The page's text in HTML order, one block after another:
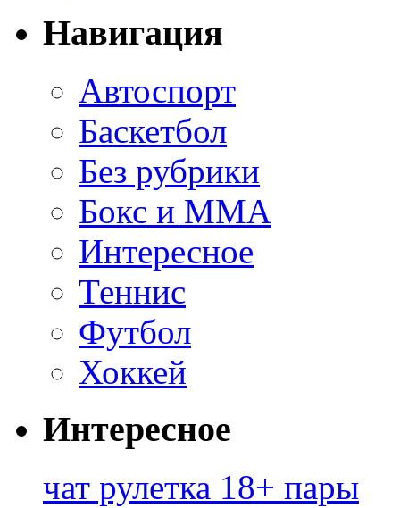
Навигация
Автоспорт
Баскетбол
Без рубрики
Бокс и ММА
Интересное
Теннис
Футбол
Хоккей
Интересное
чат рулетка 18+ пары